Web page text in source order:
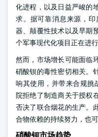
化进程，以及日益严峻的
求。据可靠消息来源，
器、颠覆性技术以及早期
个军事现代化项目正在进
然而，市场增长可能面临
硝酸钡的毒性密切相关。
响其使用，并带来合规挑
院拒绝了制造商关于授权
否决了联合烟花的生产。
合物依赖的持续努力，也